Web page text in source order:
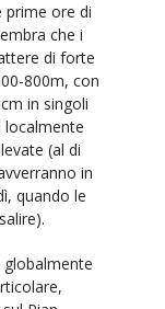
prime ore di
che i
di forte
800m, con
in singoli
localmente
(al di
in
quando le